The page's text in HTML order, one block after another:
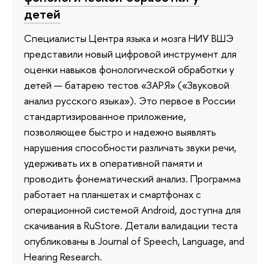
детей
Специалисты Центра языка и мозга НИУ ВШЭ
представили новый цифровой инструмент для
оценки навыков фонологической обработки у
детей — батарею тестов «ЗАРЯ» («Звуковой
анализ русского языка»). Это первое в России
стандартизированное приложение,
позволяющее быстро и надежно выявлять
нарушения способности различать звуки речи,
удерживать их в оперативной памяти и
проводить фонематический анализ. Программа
работает на планшетах и смартфонах с
операционной системой Android, доступна для
скачивания в RuStore. Детали валидации теста
опубликованы в Journal of Speech, Language, and
Hearing Research.